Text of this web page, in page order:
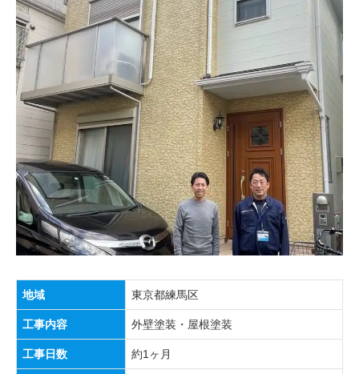
地域 東京都練馬区
工事内容 外壁塗装・屋根塗装
工事日数 約1ヶ月